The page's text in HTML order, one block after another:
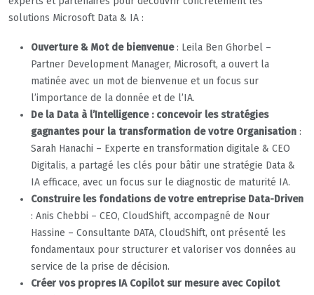
solutions Microsoft Data & IA :
Ouverture & Mot de bienvenue: Leila Ben Ghorbel –
Partner Development Manager, Microsoft, a ouvert la
matinée avec un mot de bienvenue et un focus sur
l’importance de la donnée et de l’IA.
De la Data à l’Intelligence : concevoir les stratégies
gagnantes pour la transformation de votre Organisation :
Sarah Hanachi – Experte en transformation digitale & CEO
Digitalis, a partagé les clés pour bâtir une stratégie Data &
IA efficace, avec un focus sur le diagnostic de maturité IA.
Construire les fondations de votre entreprise Data-Driven
: Anis Chebbi – CEO, CloudShift, accompagné de Nour
Hassine – Consultante DATA, CloudShift, ont présenté les
fondamentaux pour structurer et valoriser vos données au
service de la prise de décision.
Créer vos propres IA Copilot sur mesure avec Copilot